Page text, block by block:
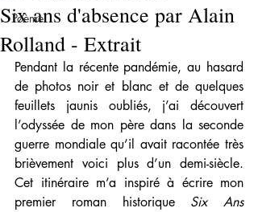
Poème
Six ans d'absence par Alain
Rolland - Extrait
Pendant la récente pandémie, au hasard
de photos noir et blanc et de quelques
feuillets jaunis oubliés, j’ai découvert
l’odyssée de mon père dans la seconde
guerre mondiale qu’il avait racontée très
brièvement voici plus d’un demi-siècle.
Cet itinéraire m’a inspiré à écrire mon
premier roman historique Six Ans